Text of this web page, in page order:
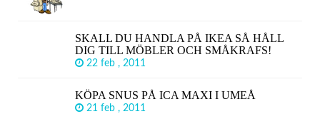
SKALL DU HANDLA PÅ IKEA SÅ HÅLL
DIG TILL MÖBLER OCH SMÅKRAFS!
22 feb , 2011
KÖPA SNUS PÅ ICA MAXI I UMEÅ
21 feb , 2011